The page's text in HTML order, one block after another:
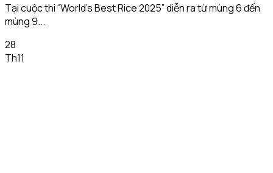
Tại cuộc thi “World’s Best Rice 2025” diễn ra từ mùng 6 đến
mùng 9...
28
Th11